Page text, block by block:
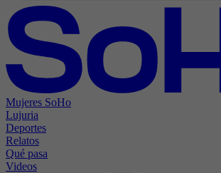
Mujeres SoHo
Lujuria
Deportes
Relatos
Qué pasa
Videos